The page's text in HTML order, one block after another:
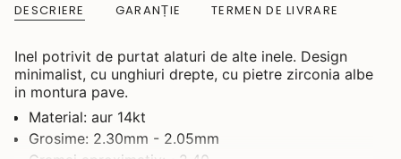
DESCRIERE GARANȚIE TERMEN DE LIVRARE
Inel potrivit de purtat alaturi de alte inele. Design
minimalist, cu unghiuri drepte, cu pietre zirconia albe
in montura pave.
Material: aur 14kt
Grosime: 2.30mm - 2.05mm